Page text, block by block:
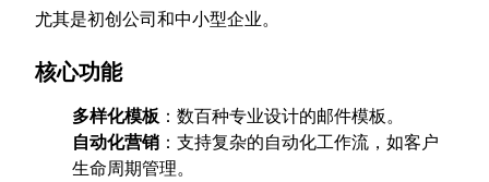
尤其是初创公司和中小型企业。
核心功能
多样化模板 ：数百种专业设计的邮件模板。
自动化营销 ：支持复杂的自动化工作流，如客户
生命周期管理。